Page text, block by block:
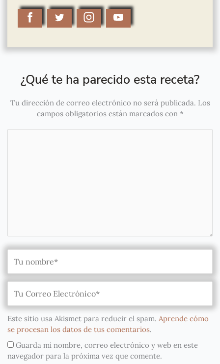
¿Qué te ha parecido esta receta?
Tu dirección de correo electrónico no será publicada. Los
campos obligatorios están marcados con *
Este sitio usa Akismet para reducir el spam. Aprende cómo
se procesan los datos de tus comentarios.
Guarda mi nombre, correo electrónico y web en este
navegador para la próxima vez que comente.